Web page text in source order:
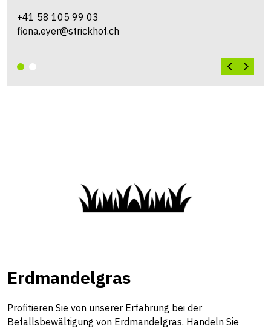
+41 58 105 99 03
fiona.eyer@strickhof.ch
Erdmandelgras
Profitieren Sie von unserer Erfahrung bei der
Befallsbewältigung von Erdmandelgras. Handeln Sie